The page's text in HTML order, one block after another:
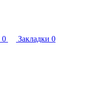
0 Закладки 0